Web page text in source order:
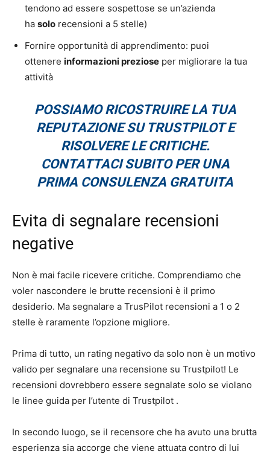
tendono ad essere sospettose se un’azienda
ha solo recensioni a 5 stelle)
Fornire opportunità di apprendimento: puoi
ottenere informazioni preziose per migliorare la tua
attività
POSSIAMO RICOSTRUIRE LA TUA
REPUTAZIONE SU TRUSTPILOT E
RISOLVERE LE CRITICHE.
CONTATTACI SUBITO PER UNA
PRIMA CONSULENZA GRATUITA
Evita di segnalare recensioni
negative
Non è mai facile ricevere critiche. Comprendiamo che
voler nascondere le brutte recensioni è il primo
desiderio. Ma segnalare a TrusPilot recensioni a 1 o 2
stelle è raramente l’opzione migliore.
Prima di tutto, un rating negativo da solo non è un motivo
valido per segnalare una recensione su Trustpilot! Le
recensioni dovrebbero essere segnalate solo se violano
le linee guida per l’utente di Trustpilot .
In secondo luogo, se il recensore che ha avuto una brutta
esperienza sia accorge che viene attuata contro di lui